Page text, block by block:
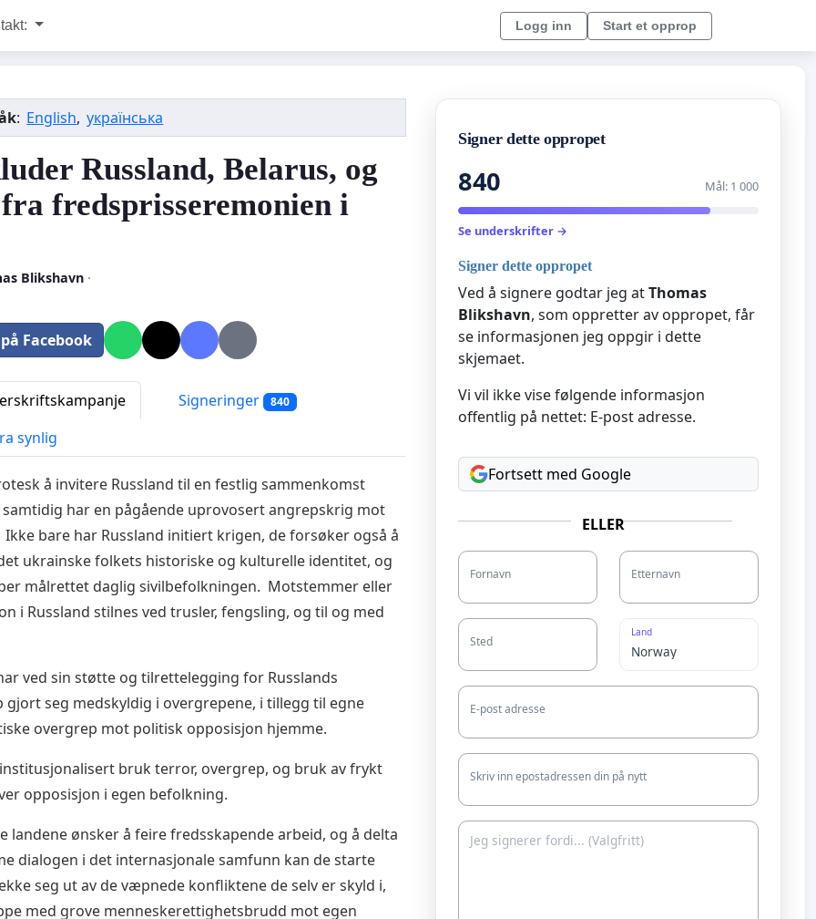
Logg inn Start et opprop
: English, українська
Russland, Belarus, og
fredsprisseremonien i
Blikshavn·
Facebook
Signeringer 840
synlig
å invitere Russland til en festlig sammenkomst
samtidig har en pågående uprovosert angrepskrig mot
bare har Russland initiert krigen, de forsøker også å
ukrainske folkets historiske og kulturelle identitet, og
målrettet daglig sivilbefolkningen. Motstemmer eller
i Russland stilnes ved trusler, fengsling, og til og med
ved sin støtte og tilrettelegging for Russlands
gjort seg medskyldig i overgrepene, i tillegg til egne
overgrep mot politisk opposisjon hjemme.
bruk terror, overgrep, og bruk av frykt
opposisjon i egen befolkning.
landene ønsker å feire fredsskapende arbeid, og å delta
dialogen i det internasjonale samfunn kan de starte
seg ut av de væpnede konfliktene de selv er skyld i,
med grove menneskerettighetsbrudd mot egen
Signer dette oppropet
840 Mål: 1 000
Se underskrifter →
Signer dette oppropet
Ved å signere godtar jeg atThomas
Blikshavn, som oppretter av oppropet, får
se informasjonen jeg oppgir i dette
skjemaet.
Vi vil ikke vise følgende informasjon
offentlig på nettet: E-post adresse.
Fortsett med Google
ELLER
Fornavn Etternavn
Sted
Land
E-post adresse
Skriv inn epostadressen din på nytt